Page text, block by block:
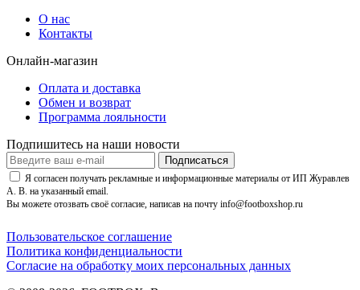
О нас
Контакты
Онлайн-магазин
Оплата и доставка
Обмен и возврат
Программа лояльности
Подпишитесь на наши новости
Подписаться
Я согласен получать рекламные и информационные материалы от ИП Журавлев
А. В. на указанный email.
Вы можете отозвать своё согласие, написав на почту info@footboxshop.ru
Пользовательское соглашение
Политика конфиденциальности
Согласие на обработку моих персональных данных